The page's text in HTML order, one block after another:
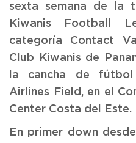
sexta semana de la
Kiwanis Football
categoría Contact
Club Kiwanis de
la cancha de
Airlines Field, en el
Center Costa del Este.
En primer down